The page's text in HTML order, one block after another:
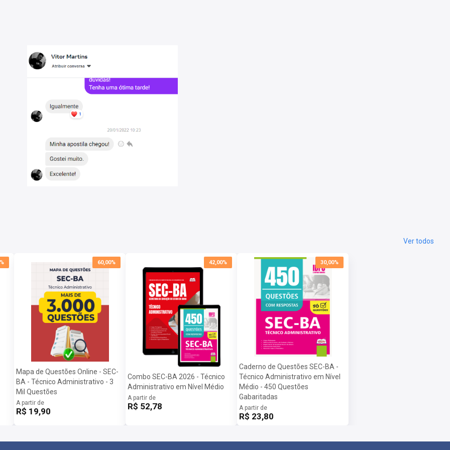
para uma preparação eficiente;
abaixo), para complementar sua preparação.
e aproveitar ao máximo este material. São
matemático, matemática e direito constitucional.
do Brasil e seremos sua parceira ideal na jornada
de recursos didáticos, comprometidos com a
sua preparação.
e temos um compromisso sólido em democratizar o
para alcançar seu objetivo de aprovação.
Estado da Bahia 2025:
Ver todos
60,00%
Mapa de Questões Online - SEC-
BA - Técnico Administrativo - 3
Mil Questões
A partir de
R$ 19,90
42,00%
Combo SEC-BA 2026 - Técnico
Administrativo em Nível Médio
A partir de
R$ 52,78
30,00%
Caderno de Questões SEC-BA -
Técnico Administrativo em Nível
Médio - 450 Questões
Gabaritadas
A partir de
R$ 23,80